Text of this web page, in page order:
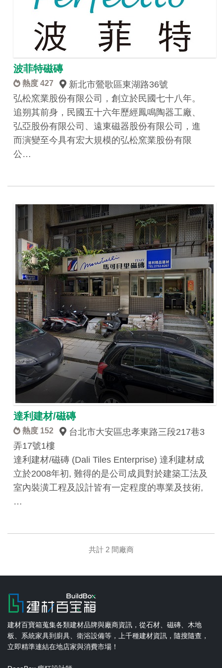
波菲特磁磚
熱度 427
新北市鶯歌區東湖路36號
弘松窯業股份有限公司，創立於民國七十八年。
追朔其前身，民國五十六年歷經鳳鳴陶器工廠、
弘亞股份有限公司、遠東磁器股份有限公司，進
而演變至今具有宏大規模的弘松窯業股份有限
公…
達利建材/磁磚
熱度 152
台北市大安區忠孝東路三段217巷3
弄17號1樓
達利建材/磁磚 (Dali Tiles Enterprise) 達利建材成
立於2008年初, 難得的是公司成員對於建築工法及
室內裝潢工程及設計皆有一定程度的專業及技術,
…
共計 2 間廠商
建材百寶箱蒐集各類建材品牌與廠商資訊，從石材、磁磚、木地
板、系統家具到廚具、衛浴設備等，上千種建材資訊，隨搜隨查，
立即精準連結在地店家與消費市場！